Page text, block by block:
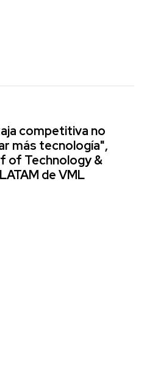
competitiva no
más tecnología",
of Technology &
de VML